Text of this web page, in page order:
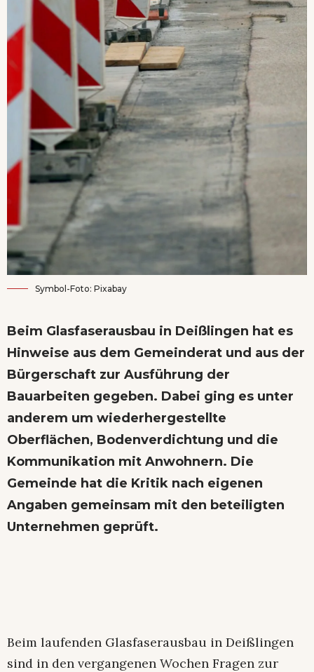
Symbol-Foto: Pixabay
Beim Glasfaserausbau in Deißlingen hat es
Hinweise aus dem Gemeinderat und aus der
Bürgerschaft zur Ausführung der
Bauarbeiten gegeben. Dabei ging es unter
anderem um wiederhergestellte
Oberflächen, Bodenverdichtung und die
Kommunikation mit Anwohnern. Die
Gemeinde hat die Kritik nach eigenen
Angaben gemeinsam mit den beteiligten
Unternehmen geprüft.
Beim laufenden Glasfaserausbau in Deißlingen
sind in den vergangenen Wochen Fragen zur